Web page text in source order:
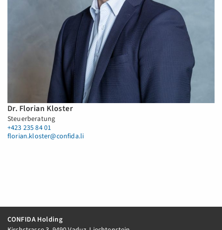
Dr. Florian Kloster
Steuerberatung
+423 235 84 01
florian.kloster@confida.li
CONFIDA Holding